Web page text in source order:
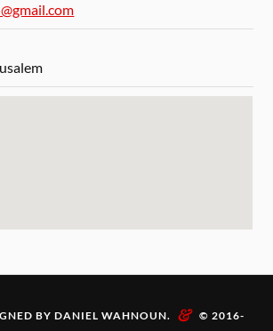
BY DANIEL WAHNOUN. & © 2016-